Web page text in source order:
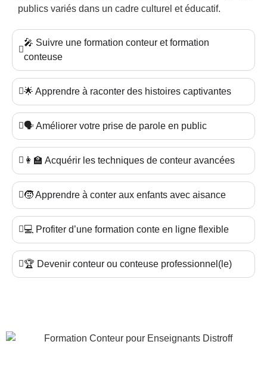
publics variés dans un cadre culturel et éducatif.
🎤 Suivre une formation conteur et formation
conteuse
🌟 Apprendre à raconter des histoires captivantes
🗣️ Améliorer votre prise de parole en public
👩‍🏫 Acquérir les techniques de conteur avancées
🧒 Apprendre à conter aux enfants avec aisance
💻 Profiter d’une formation conte en ligne flexible
🏆 Devenir conteur ou conteuse professionnel(le)